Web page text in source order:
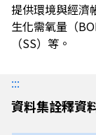
提供環境與經濟
⽣化需氧量（
（SS）等。
:::
資料集詮釋資